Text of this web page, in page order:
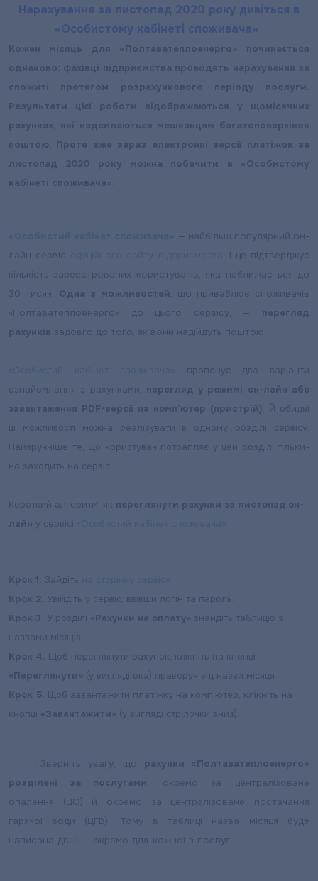
Нарахування за листопад 2020 року дивіться в
«Особистому кабінеті споживача»
Кожен місяць для «Полтаватеплоенерго» починається
однаково: фахівці підприємства проводять нарахування за
спожиті протягом розрахункового періоду послуги.
Результати цієї роботи відображаються у щомісячних
рахунках, які надсилаються мешканцям багатоповерхівок
поштою. Проте вже зараз електронні версії платіжок за
листопад 2020 року можна побачити в «Особистому
кабінеті споживача».
— найбільш популярний он-
лайн сервіс
. І це підтверджує
кількість зареєстрованих користувачів, яка наближається до
30 тисяч. Одна з можливостей
, що приваблює споживачів
«Полтаватеплоенерго» до цього сервісу, — перегляд
рахунків задовго до того, як вони надійдуть поштою.
пропонує два варіанти
ознайомлення з рахунками: перегляд у режимі он-лайн або
завантаження PDF-версії на комп’ютер (пристрій)
. Й обидві
ці можливості можна реалізувати в одному розділі сервісу.
Найзручніше те, що користувач потрапляє у цей розділ, тільки-
но заходить на сервіс.
Короткий алгоритм, як переглянути рахунки за листопад он-
лайн у сервісі
Крок 1. Зайдіть
Крок 2.
Увійдіть у сервіс, ввівши логін та пароль.
Крок 3.
У розділі «Рахунки на оплату» знайдіть таблицю з
назвами місяців.
Крок 4. Щоб переглянути рахунок, клікніть на кнопці
«Переглянути» (у вигляді ока) праворуч від назви місяця.
Крок 5. Щоб завантажити платіжку на комп’ютер, клікніть на
кнопці «Завантажити» (у вигляді стрілочки вниз).
Зверніть увагу, що рахунки «Полтаватеплоенерго»
розділені за послугами
: окремо за централізоване
опалення (ЦО) й окремо за централізоване постачання
гарячої води (ЦГВ). Тому в таблиці назва місяця буде
написана двічі — окремо для кожної з послуг.